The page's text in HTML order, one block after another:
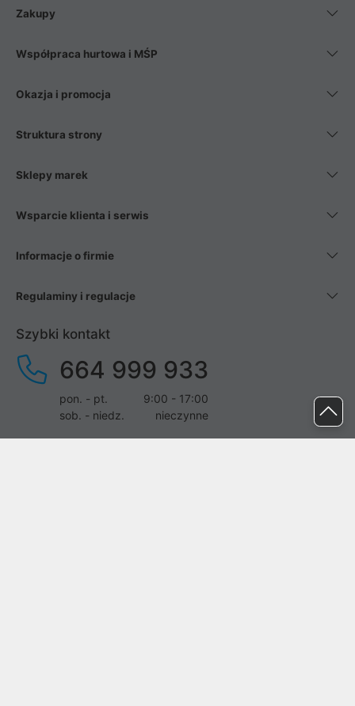
Zakupy
Współpraca hurtowa i MŚP
Okazja i promocja
Struktura strony
Sklepy marek
Wsparcie klienta i serwis
Informacje o firmie
Regulaminy i regulacje
Szybki kontakt
664 999 933
pon. - pt.
9:00 - 17:00
sob. - niedz.
nieczynne